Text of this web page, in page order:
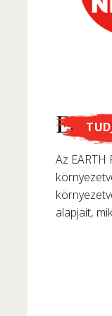
Az
alapjait,
első